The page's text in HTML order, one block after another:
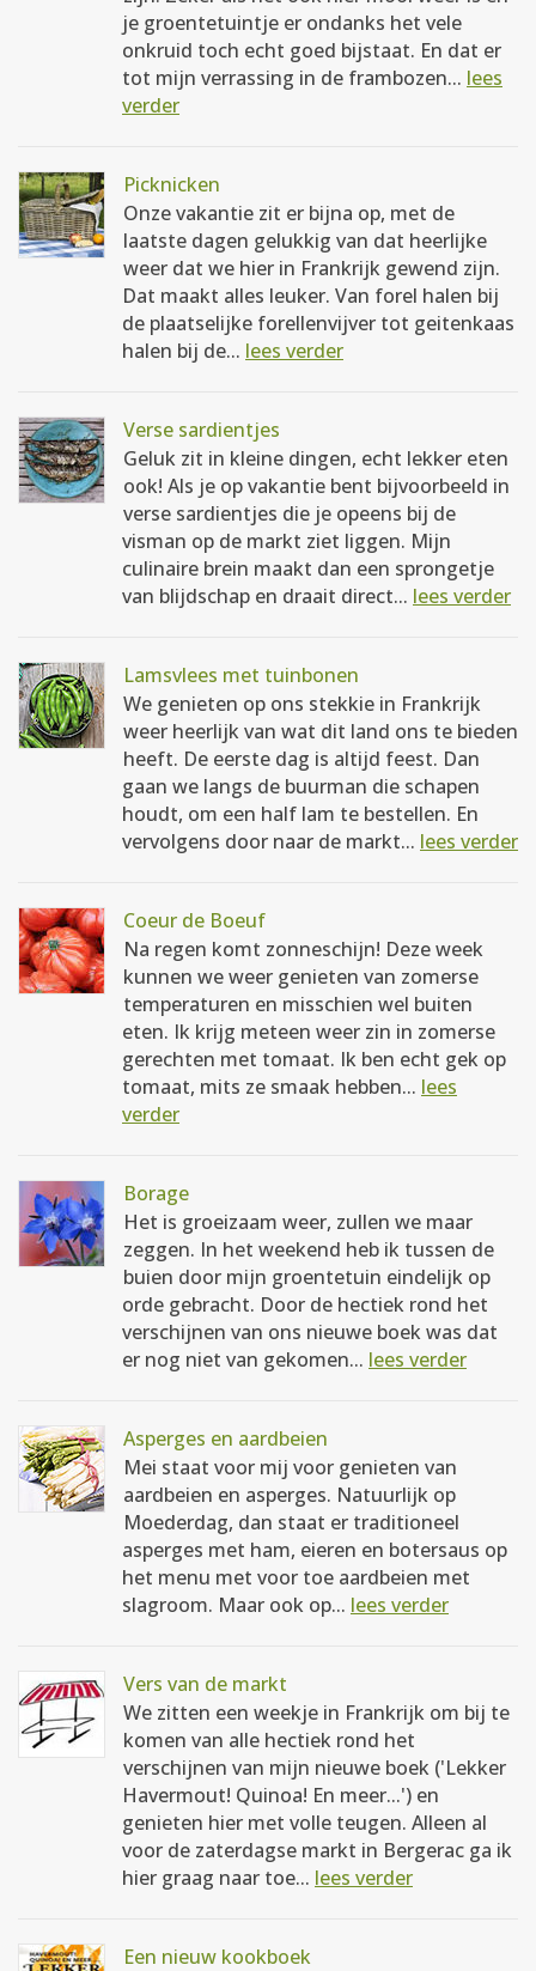
je groentetuintje er ondanks het vele
onkruid toch echt goed bijstaat. En dat er
tot mijn verrassing in de frambozen... lees
verder
Picknicken
Onze vakantie zit er bijna op, met de
laatste dagen gelukkig van dat heerlijke
weer dat we hier in Frankrijk gewend zijn.
Dat maakt alles leuker. Van forel halen bij
de plaatselijke forellenvijver tot geitenkaas
halen bij de... lees verder
Verse sardientjes
Geluk zit in kleine dingen, echt lekker eten
ook! Als je op vakantie bent bijvoorbeeld in
verse sardientjes die je opeens bij de
visman op de markt ziet liggen. Mijn
culinaire brein maakt dan een sprongetje
van blijdschap en draait direct... lees verder
Lamsvlees met tuinbonen
We genieten op ons stekkie in Frankrijk
weer heerlijk van wat dit land ons te bieden
heeft. De eerste dag is altijd feest. Dan
gaan we langs de buurman die schapen
houdt, om een half lam te bestellen. En
vervolgens door naar de markt... lees verder
Coeur de Boeuf
Na regen komt zonneschijn! Deze week
kunnen we weer genieten van zomerse
temperaturen en misschien wel buiten
eten. Ik krijg meteen weer zin in zomerse
gerechten met tomaat. Ik ben echt gek op
tomaat, mits ze smaak hebben... lees
verder
Borage
Het is groeizaam weer, zullen we maar
zeggen. In het weekend heb ik tussen de
buien door mijn groentetuin eindelijk op
orde gebracht. Door de hectiek rond het
verschijnen van ons nieuwe boek was dat
er nog niet van gekomen... lees verder
Asperges en aardbeien
Mei staat voor mij voor genieten van
aardbeien en asperges. Natuurlijk op
Moederdag, dan staat er traditioneel
asperges met ham, eieren en botersaus op
het menu met voor toe aardbeien met
slagroom. Maar ook op... lees verder
Vers van de markt
We zitten een weekje in Frankrijk om bij te
komen van alle hectiek rond het
verschijnen van mijn nieuwe boek ('Lekker
Havermout! Quinoa! En meer...') en
genieten hier met volle teugen. Alleen al
voor de zaterdagse markt in Bergerac ga ik
hier graag naar toe... lees verder
Een nieuw kookboek